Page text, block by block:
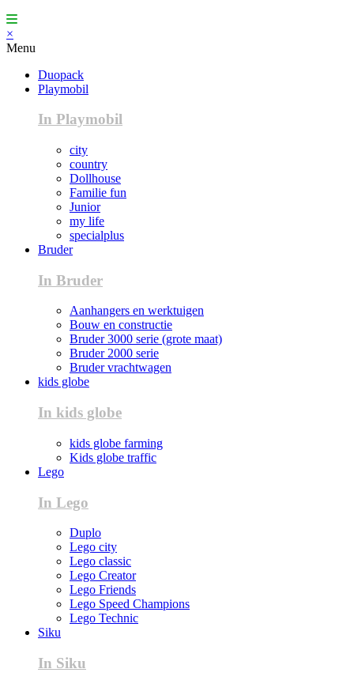
×
Menu
Duopack
Playmobil
In Playmobil
city
country
Dollhouse
Familie fun
Junior
my life
specialplus
Bruder
In Bruder
Aanhangers en werktuigen
Bouw en constructie
Bruder 3000 serie (grote maat)
Bruder 2000 serie
Bruder vrachtwagen
kids globe
In kids globe
kids globe farming
Kids globe traffic
Lego
In Lego
Duplo
Lego city
Lego classic
Lego Creator
Lego Friends
Lego Speed Champions
Lego Technic
Siku
In Siku